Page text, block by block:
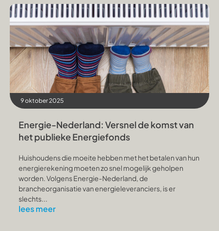
9 oktober 2025
Energie-Nederland: Versnel de komst van
het publieke Energiefonds
Huishoudens die moeite hebben met het betalen van hun
energierekening moeten zo snel mogelijk geholpen
worden. Volgens Energie-Nederland, de
brancheorganisatie van energieleveranciers, is er
slechts...
lees meer